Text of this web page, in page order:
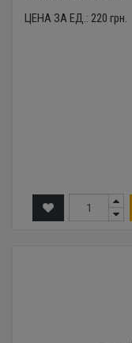
ЦЕНА ЗА ЕД.: 220 грн.